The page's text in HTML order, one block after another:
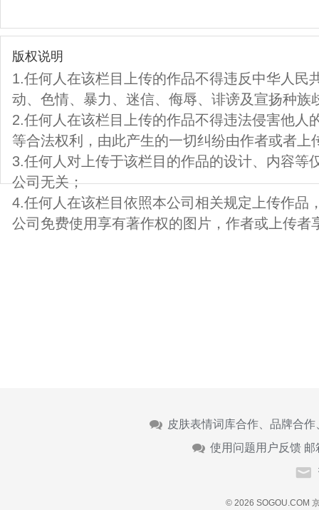
版权说明
1.任何人在该栏目上传的作品不得违反中华人民
动、色情、暴力、迷信、侮辱、诽谤及宣扬种族
2.任何人在该栏目上传的作品不得违法侵害他人
等合法权利，由此产生的一切纠纷由作者或者上
3.任何人对上传于该栏目的作品的设计、内容等
公司无关；
4.任何人在该栏目依照本公司相关规定上传作品
公司免费使用享有著作权的图片，作者或上传者
皮肤表情词库合作、品牌合
使用问题用户反馈 邮
© 2026 SOGOU.COM